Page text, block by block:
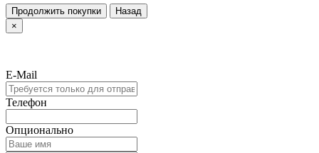
Продолжить покупки
Назад
×
E-Mail
Телефон
Опционально